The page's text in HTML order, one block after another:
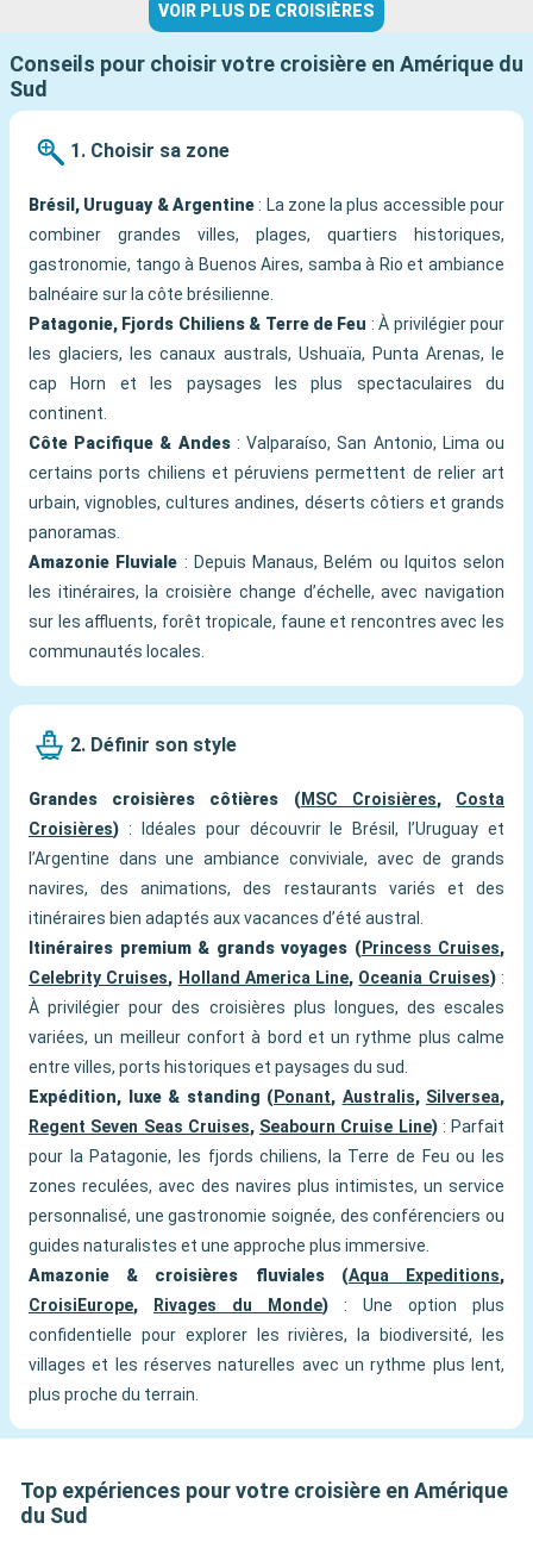
VOIR PLUS DE CROISIÈRES
Conseils pour choisir votre croisière en Amérique du
Sud
1. Choisir sa zone
Brésil, Uruguay & Argentine: La zone la plus accessible pour
combiner grandes villes, plages, quartiers historiques,
gastronomie, tango à Buenos Aires, samba à Rio et ambiance
balnéaire sur la côte brésilienne.
Patagonie, Fjords Chiliens & Terre de Feu : À privilégier pour
les glaciers, les canaux australs, Ushuaïa, Punta Arenas, le
cap Horn et les paysages les plus spectaculaires du
continent.
Côte Pacifique & Andes: Valparaíso, San Antonio, Lima ou
certains ports chiliens et péruviens permettent de relier art
urbain, vignobles, cultures andines, déserts côtiers et grands
panoramas.
Amazonie Fluviale : Depuis Manaus, Belém ou Iquitos selon
les itinéraires, la croisière change d’échelle, avec navigation
sur les affluents, forêt tropicale, faune et rencontres avec les
communautés locales.
2. Définir son style
Grandes croisières côtières (MSC Croisières, Costa
Croisières) : Idéales pour découvrir le Brésil, l’Uruguay et
l’Argentine dans une ambiance conviviale, avec de grands
navires, des animations, des restaurants variés et des
itinéraires bien adaptés aux vacances d’été austral.
Itinéraires premium & grands voyages (Princess Cruises,
Celebrity Cruises, Holland America Line, Oceania Cruises):
À privilégier pour des croisières plus longues, des escales
variées, un meilleur confort à bord et un rythme plus calme
entre villes, ports historiques et paysages du sud.
Expédition, luxe & standing (Ponant, Australis, Silversea,
Regent Seven Seas Cruises, Seabourn Cruise Line): Parfait
pour la Patagonie, les fjords chiliens, la Terre de Feu ou les
zones reculées, avec des navires plus intimistes, un service
personnalisé, une gastronomie soignée, des conférenciers ou
guides naturalistes et une approche plus immersive.
Amazonie & croisières fluviales (Aqua Expeditions,
CroisiEurope, Rivages du Monde) : Une option plus
confidentielle pour explorer les rivières, la biodiversité, les
villages et les réserves naturelles avec un rythme plus lent,
plus proche du terrain.
Top expériences pour votre croisière en Amérique
du Sud